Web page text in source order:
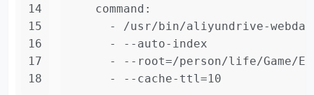
14
15
16
17
18
command:
-
/usr/bin/aliyundrive-webdav
-
--auto-index
-
--root=/person/life/Game/
-
--cache-ttl=10